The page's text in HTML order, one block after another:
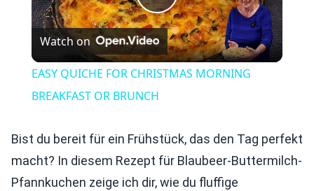
Play
Video
Watch on
EASY QUICHE FOR CHRISTMAS MORNING
BREAKFAST OR BRUNCH
Bist du bereit für ein Frühstück, das den Tag perfekt
macht? In diesem Rezept für Blaubeer-Buttermilch-
Pfannkuchen zeige ich dir, wie du fluffige